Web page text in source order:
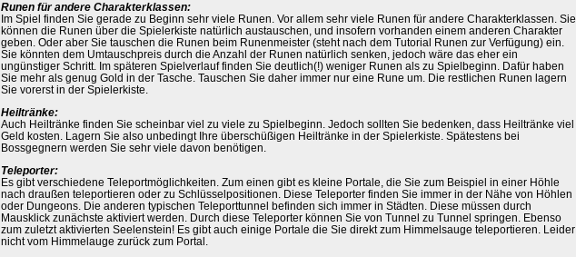
Runen für andere Charakterklassen:
Im Spiel finden Sie gerade zu Beginn sehr viele Runen. Vor allem sehr viele Runen für andere Charakterklassen. Sie
können die Runen über die Spielerkiste natürlich austauschen, und insofern vorhanden einem anderen Charakter
geben. Oder aber Sie tauschen die Runen beim Runenmeister (steht nach dem Tutorial Runen zur Verfügung) ein.
Sie könnten dem Umtauschpreis durch die Anzahl der Runen natürlich senken, jedoch wäre das eher ein
ungünstiger Schritt. Im späteren Spielverlauf finden Sie deutlich(!) weniger Runen als zu Spielbeginn. Dafür haben
Sie mehr als genug Gold in der Tasche. Tauschen Sie daher immer nur eine Rune um. Die restlichen Runen lagern
Sie vorerst in der Spielerkiste.
Heiltränke:
Auch Heiltränke finden Sie scheinbar viel zu viele zu Spielbeginn. Jedoch sollten Sie bedenken, dass Heiltränke viel
Geld kosten. Lagern Sie also unbedingt Ihre überschüßigen Heiltränke in der Spielerkiste. Spätestens bei
Bossgegnern werden Sie sehr viele davon benötigen.
Teleporter:
Es gibt verschiedene Teleportmöglichkeiten. Zum einen gibt es kleine Portale, die Sie zum Beispiel in einer Höhle
nach draußen teleportieren oder zu Schlüsselpositionen. Diese Teleporter finden Sie immer in der Nähe von Höhlen
oder Dungeons. Die anderen typischen Teleporttunnel befinden sich immer in Städten. Diese müssen durch
Mausklick zunächste aktiviert werden. Durch diese Teleporter können Sie von Tunnel zu Tunnel springen. Ebenso
zum zuletzt aktivierten Seelenstein! Es gibt auch einige Portale die Sie direkt zum Himmelsauge teleportieren. Leider
nicht vom Himmelauge zurück zum Portal.